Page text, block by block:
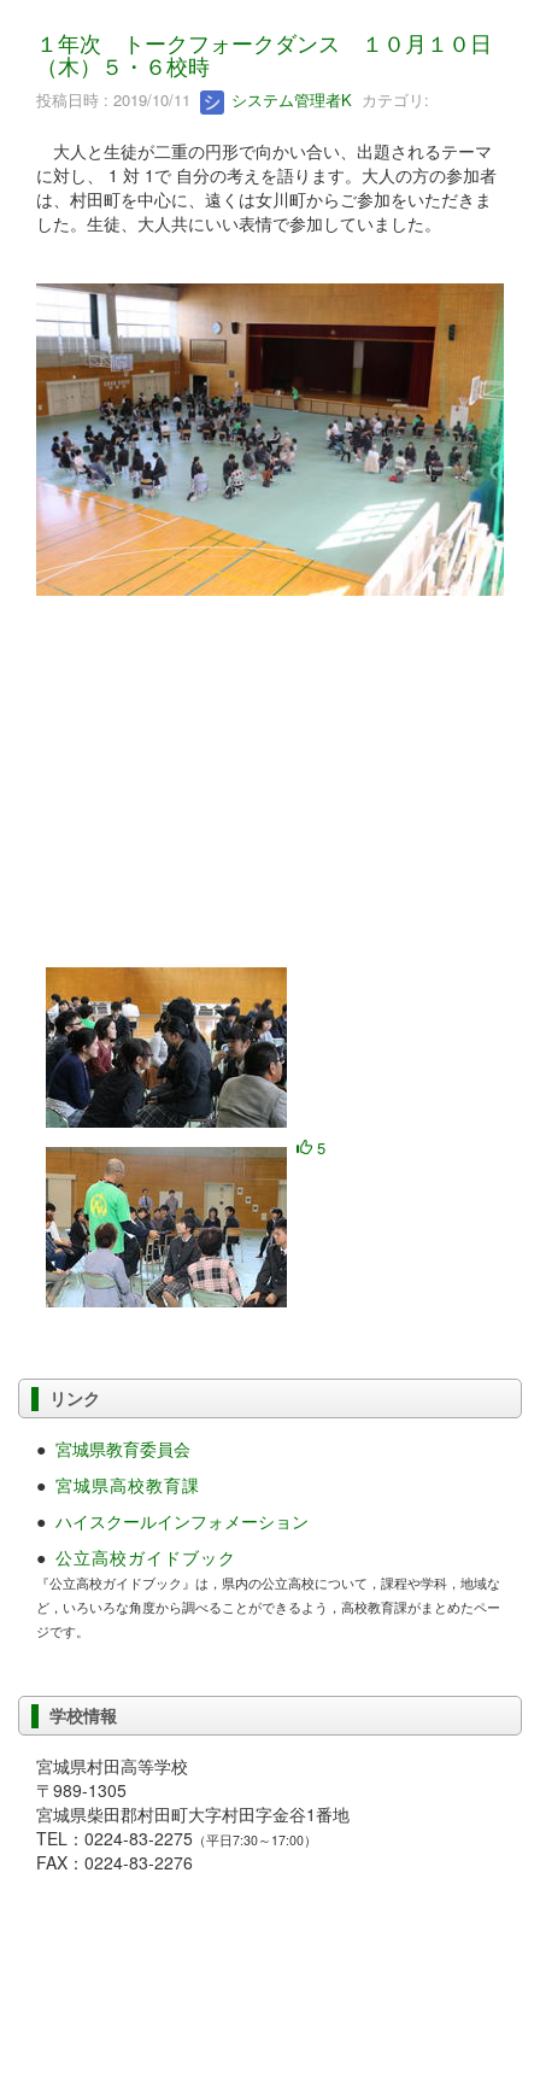
１年次 トークフォークダンス １０月１０日
（木）５・６校時
投稿日時 : 2019/10/11 システム管理者K カテゴリ:
大人と生徒が二重の円形で向かい合い、出題されるテーマ
に対し、 1 対 1で 自分の考えを語ります。大人の方の参加者
は、村田町を中心に、遠くは女川町からご参加をいただきま
した。生徒、大人共にいい表情で参加していました。
5
リンク
● 宮城県教育委員会
● 宮城県高校教育課
● ハイスクールインフォメーション
● 公立高校ガイドブック
『公立高校ガイドブック』は，県内の公立高校について，課程や学科，地域な
ど，いろいろな角度から調べることができるよう，高校教育課がまとめたペー
ジです。
学校情報
宮城県村田高等学校
〒989-1305
宮城県柴田郡村田町大字村田字金谷1番地
TEL：0224-83-2275 （平日7:30～17:00）
FAX：0224-83-2276